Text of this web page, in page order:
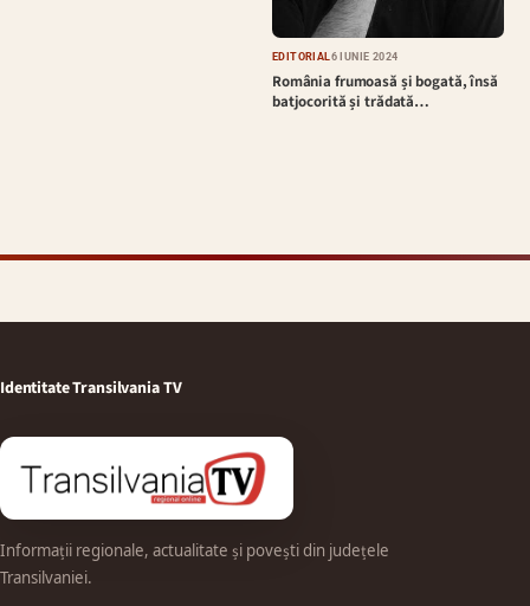
EDITORIAL6 IUNIE 2024
România frumoasă și bogată, însă
batjocorită și trădată…
Identitate Transilvania TV
Informații regionale, actualitate și povești din județele
Transilvaniei.